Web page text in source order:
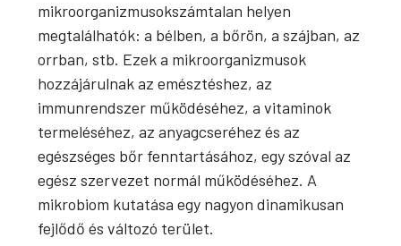
mikroorganizmusokszámtalan helyen
megtalálhatók: a bélben, a bőrön, a szájban, az
orrban, stb. Ezek a mikroorganizmusok
hozzájárulnak az emésztéshez, az
immunrendszer működéséhez, a vitaminok
termeléséhez, az anyagcseréhez és az
egészséges bőr fenntartásához, egy szóval az
egész szervezet normál működéséhez. A
mikrobiom kutatása egy nagyon dinamikusan
fejlődő és változó terület.